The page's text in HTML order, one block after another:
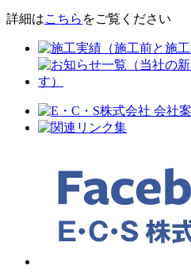
詳細はこちら をご覧ください